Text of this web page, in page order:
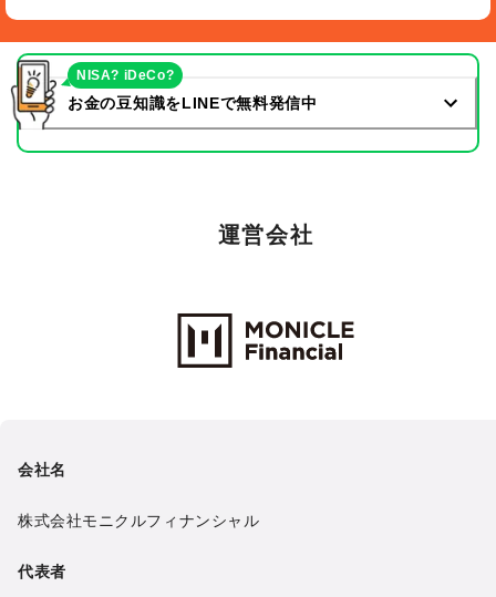
お金の豆知識をLINEで無料発信中
NISA? iDeCo?
運営会社
Monicle Financial Inc.
会社名
株式会社モニクルフィナンシャル
代表者